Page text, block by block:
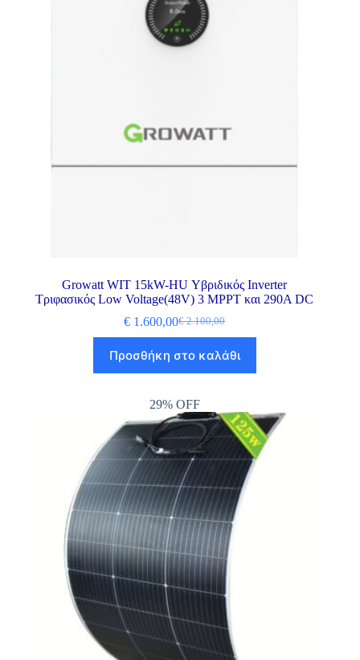
Growatt WIT 15kW-HU Υβριδικός Inverter
Τριφασικός Low Voltage(48V) 3 MPPT και 290A DC
€2.100,00
€ 1.600,00
Προσθήκη στο καλάθι
29% OFF